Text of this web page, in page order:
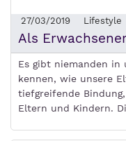
27/03/2019 Lifestyle
Als
Es gibt niemanden in
kennen, wie unsere
tiefgreifende
Eltern und Kindern.